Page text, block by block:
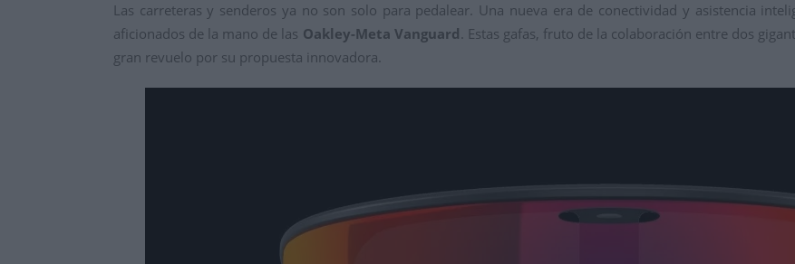
Las carreteras y senderos ya no son solo para pedalear. Una nueva era de conectividad y asistencia
aficionados de la mano de las Oakley-Meta Vanguard. Estas gafas, fruto de la colaboración entre dos
gran revuelo por su propuesta innovadora.